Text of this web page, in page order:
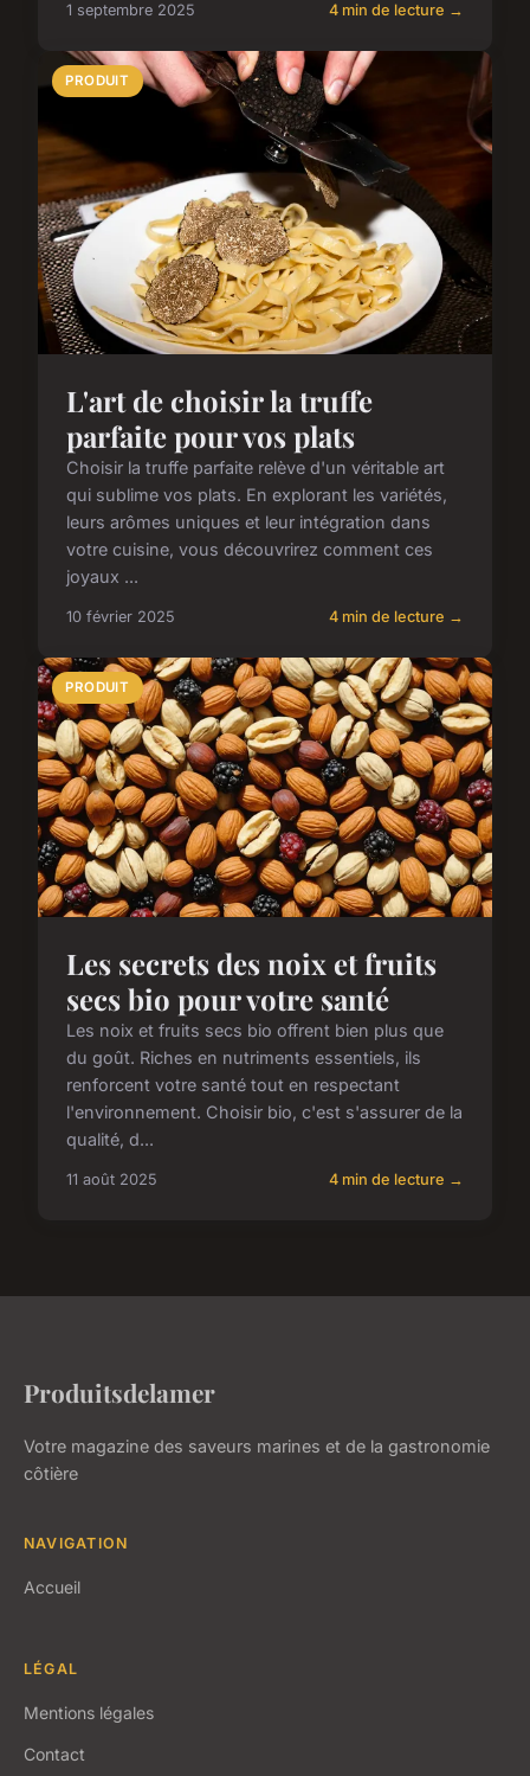
1 septembre 2025 4 min de lecture →
PRODUIT
L'art de choisir la truffe
parfaite pour vos plats
Choisir la truffe parfaite relève d'un véritable art
qui sublime vos plats. En explorant les variétés,
leurs arômes uniques et leur intégration dans
votre cuisine, vous découvrirez comment ces
joyaux ...
10 février 2025 4 min de lecture →
PRODUIT
Les secrets des noix et fruits
secs bio pour votre santé
Les noix et fruits secs bio offrent bien plus que
du goût. Riches en nutriments essentiels, ils
renforcent votre santé tout en respectant
l'environnement. Choisir bio, c'est s'assurer de la
qualité, d...
11 août 2025 4 min de lecture →
Produitsdelamer
Votre magazine des saveurs marines et de la gastronomie
côtière
NAVIGATION
Accueil
LÉGAL
Mentions légales
Contact